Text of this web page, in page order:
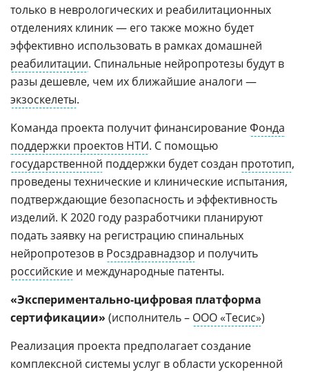
только в неврологических и реабилитационных
отделениях клиник — его также можно будет
эффективно использовать в рамках домашней
реабилитации. Спинальные нейропротезы будут в
разы дешевле, чем их ближайшие аналоги —
экзоскелеты.
Команда проекта получит финансированиеФонда
поддержки проектов НТИ. С помощью
государственной поддержки будет создан прототип,
проведены технические и клинические испытания,
подтверждающие безопасность и эффективность
изделий. К 2020 году разработчики планируют
подать заявку на регистрацию спинальных
нейропротезов в Росздравнадзор и получить
российские и международные патенты.
«Экспериментально-цифровая платформа
сертификации» (исполнитель – ООО «Тесис»)
Реализация проекта предполагает создание
комплексной системы услуг в области ускоренной